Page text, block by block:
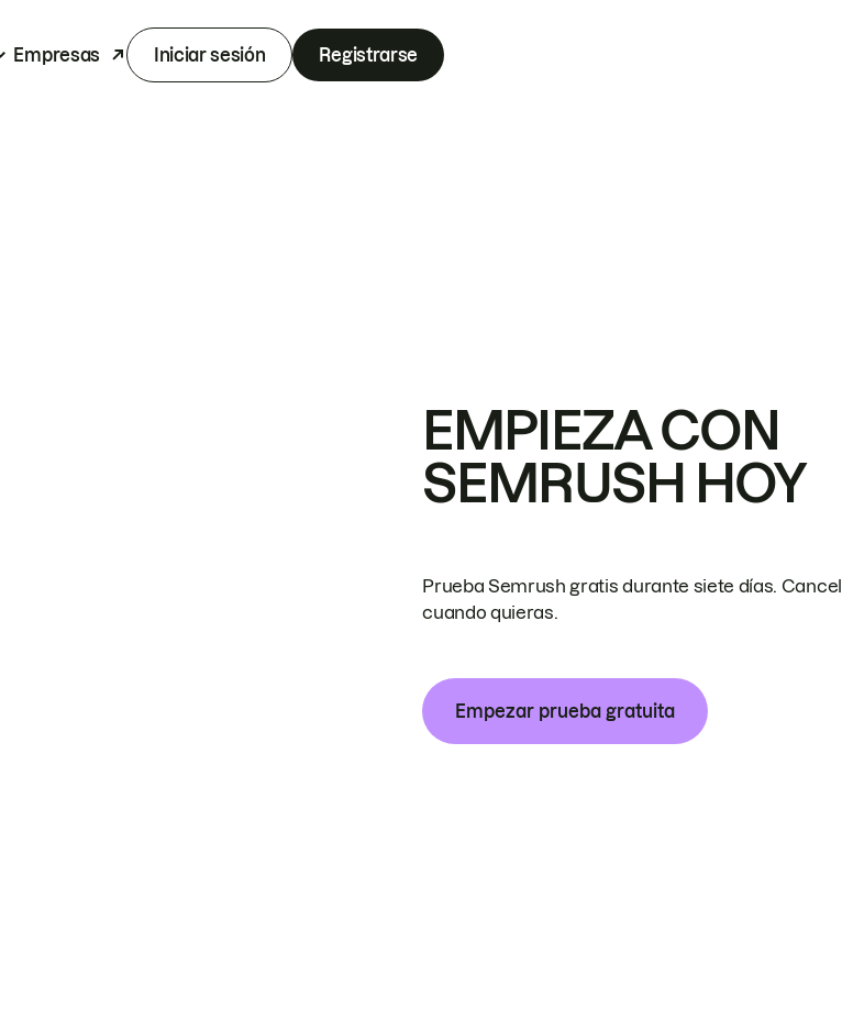
Empresas Iniciar sesión Registrarse
EMPIEZA CON
SEMRUSH HOY
Prueba Semrush gratis durante siete días.
cuando quieras.
Empezar prueba gratuita